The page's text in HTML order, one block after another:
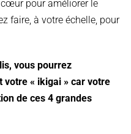
pour améliorer le
faire, à votre échelle, pour
vous pourrez
votre « ikigai » car votre
de ces 4 grandes